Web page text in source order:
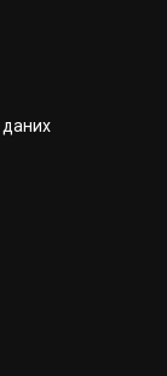
даних